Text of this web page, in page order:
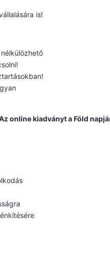
is!
online kiadványt a Föld